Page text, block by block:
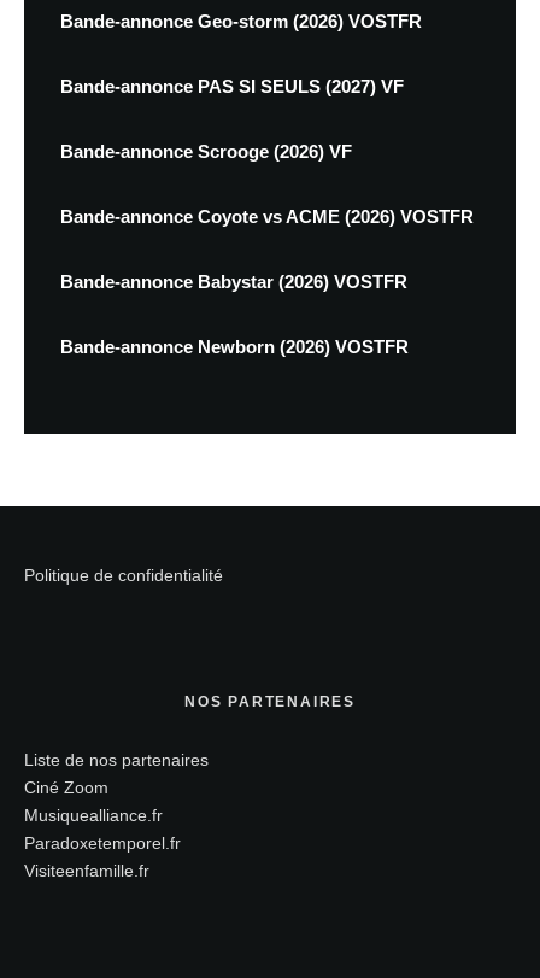
Bande-annonce Geo-storm (2026) VOSTFR
Bande-annonce PAS SI SEULS (2027) VF
Bande-annonce Scrooge (2026) VF
Bande-annonce Coyote vs ACME (2026) VOSTFR
Bande-annonce Babystar (2026) VOSTFR
Bande-annonce Newborn (2026) VOSTFR
Politique de confidentialité
NOS PARTENAIRES
Liste de nos partenaires
Ciné Zoom
Musiquealliance.fr
Paradoxetemporel.fr
Visiteenfamille.fr